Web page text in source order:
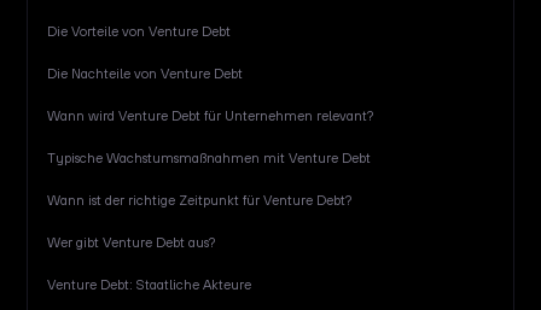
Die Vorteile von Venture Debt
Die Nachteile von Venture Debt
Wann wird Venture Debt für Unternehmen relevant?
Typische Wachstumsmaßnahmen mit Venture Debt
Wann ist der richtige Zeitpunkt für Venture Debt?
Wer gibt Venture Debt aus?
Venture Debt: Staatliche Akteure